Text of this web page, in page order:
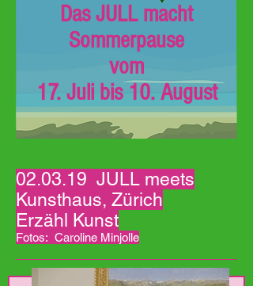
Das JULL macht
Sommerpause
vom
17. Juli bis 10. August
02.03.19 JULL meets
Kunsthaus, Zürich
Erzähl Kunst
Fotos: Caroline Minjolle